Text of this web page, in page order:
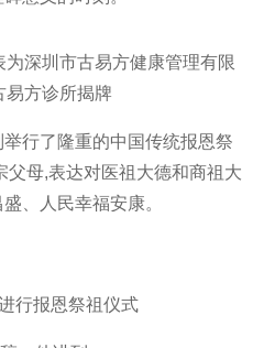
深圳市古易方健康管理有限
易方诊所揭牌
行了隆重的中国传统报恩祭
父母,表达对医祖大德和商祖大
、人民幸福安康。
行报恩祭祖仪式